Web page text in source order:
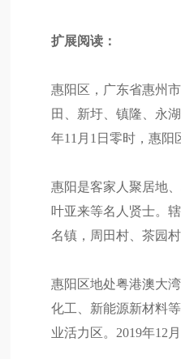
扩展阅读：
惠阳区，广东省惠州
田、新圩、镇隆、永
年11月1日零时，惠阳
惠阳是客家人聚居地
叶亚来等名人贤士。
名镇，周田村、茶园
惠阳区地处粤港澳大
化工、新能源新材料
业活力区。2019年12